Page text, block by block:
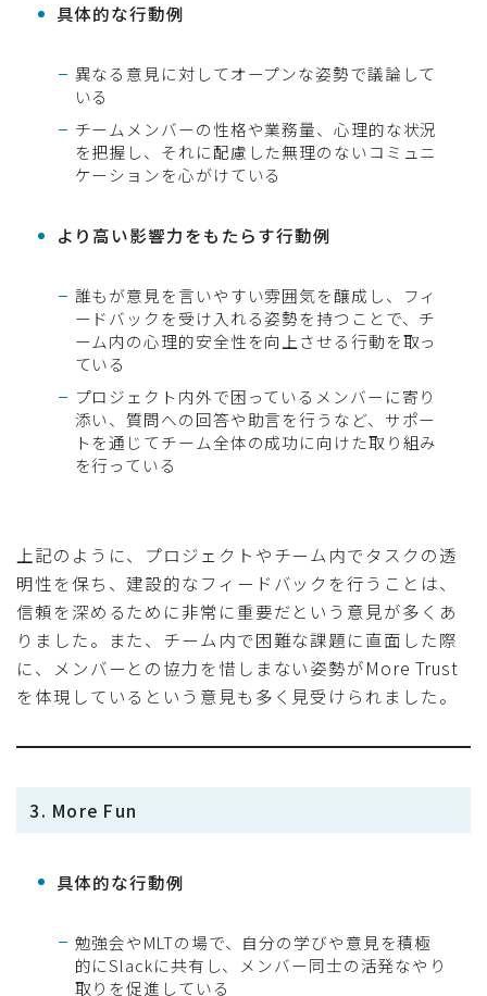
具体的な行動例
異なる意見に対してオープンな姿勢で議論して
いる
チームメンバーの性格や業務量、心理的な状況
を把握し、それに配慮した無理のないコミュニ
ケーションを心がけている
より高い影響力をもたらす行動例
誰もが意見を言いやすい雰囲気を醸成し、フィ
ードバックを受け入れる姿勢を持つことで、チ
ーム内の心理的安全性を向上させる行動を取っ
ている
プロジェクト内外で困っているメンバーに寄り
添い、質問への回答や助言を行うなど、サポー
トを通じてチーム全体の成功に向けた取り組み
を行っている
上記のように、プロジェクトやチーム内でタスクの透
明性を保ち、建設的なフィードバックを行うことは、
信頼を深めるために非常に重要だという意見が多くあ
りました。また、チーム内で困難な課題に直面した際
に、メンバーとの協力を惜しまない姿勢がMore Trust
を体現しているという意見も多く見受けられました。
3. More Fun
具体的な行動例
勉強会やMLTの場で、自分の学びや意見を積極
的にSlackに共有し、メンバー同士の活発なやり
取りを促進している